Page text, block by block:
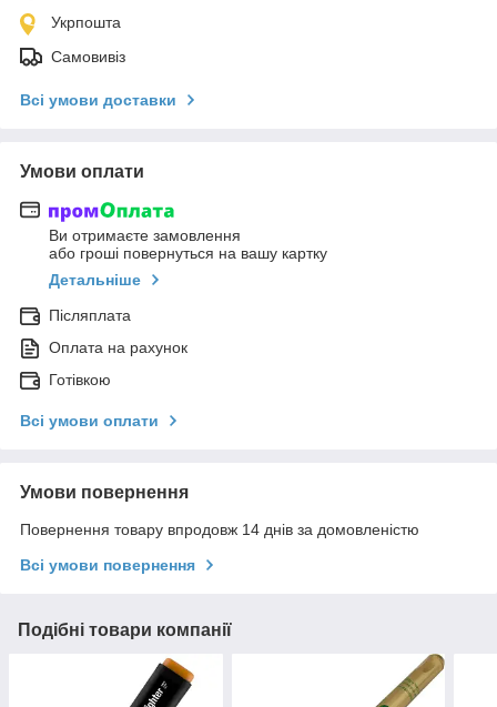
Укрпошта
Самовивіз
Всі умови доставки
Умови оплати
Ви отримаєте замовлення
або гроші повернуться на вашу картку
Детальніше
Післяплата
Оплата на рахунок
Готівкою
Всі умови оплати
Умови повернення
Повернення товару впродовж 14 днів за домовленістю
Всі умови повернення
Подібні товари компанії